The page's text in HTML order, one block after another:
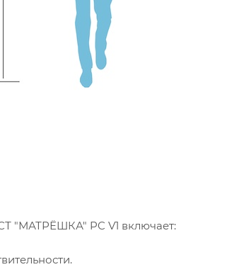
"МАТРЁШКА" PC V1 включает: